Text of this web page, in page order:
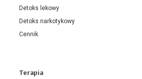
Detoks lekowy
Detoks narkotykowy
Cennik
Terapia